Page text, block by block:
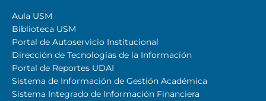
Aula USM
Biblioteca USM
Portal de Autoservicio Institucional
Dirección de Tecnologías de la Información
Portal de Reportes UDAI
Sistema de Información de Gestión Académica
Sistema Integrado de Información Financiera